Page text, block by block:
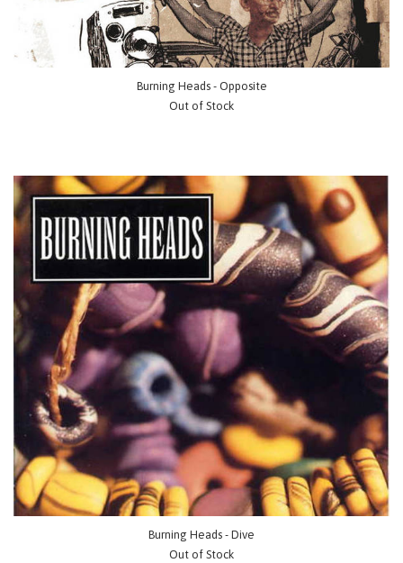
Burning Heads - Opposite
Out of Stock
Burning Heads - Dive
Out of Stock